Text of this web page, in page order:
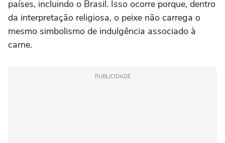
países, incluindo o Brasil. Isso ocorre porque, dentro
da interpretação religiosa, o peixe não carrega o
mesmo simbolismo de indulgência associado à
carne.
PUBLICIDADE